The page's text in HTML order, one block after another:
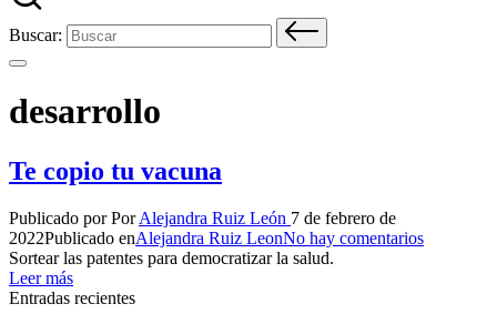
Buscar:
desarrollo
Te copio tu vacuna
Publicado por PorAlejandra Ruiz León 7 de febrero de
2022Publicado enAlejandra Ruiz LeonNo hay comentarios
Sortear las patentes para democratizar la salud.
Leer más
Entradas recientes